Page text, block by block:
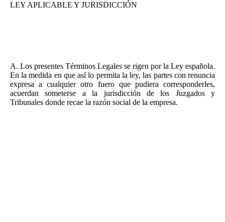
LEY APLICABLE Y JURISDICCIÓN
A. Los presentes Términos Legales se rigen por la Ley española.
En la medida en que así lo permita la ley, las partes con renuncia
expresa a cualquier otro fuero que pudiera corresponderles,
acuerdan someterse a la jurisdicción de los Juzgados y
Tribunales donde recae la razón social de la empresa.